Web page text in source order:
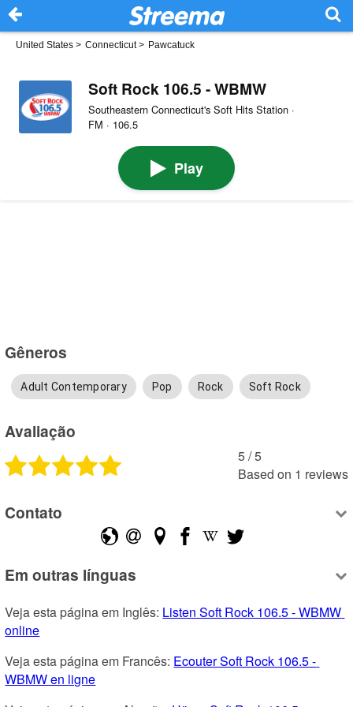
United States > Connecticut> Pawcatuck
Soft Rock 106.5 - WBMW
Southeastern Connecticut's Soft Hits Station ·
FM · 106.5
Play
Gêneros
Adult Contemporary Pop Rock Soft Rock
Avaliação
5 /5
Based on 1 reviews
Contato
Em outras línguas
Veja esta página em Inglês: Listen Soft Rock 106.5 - WBMW
online
Veja esta página em Francês: Ecouter Soft Rock 106.5 -
WBMW en ligne